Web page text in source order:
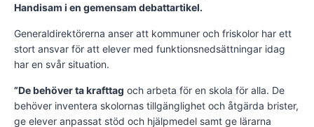
Handisam i en gemensam debattartikel.
Generaldirektörerna anser att kommuner och friskolor har ett
stort ansvar för att elever med funktionsnedsättningar idag
har en svår situation.
”De behöver ta krafttag och arbeta för en skola för alla. De
behöver inventera skolornas tillgänglighet och åtgärda brister,
ge elever anpassat stöd och hjälpmedel samt ge lärarna